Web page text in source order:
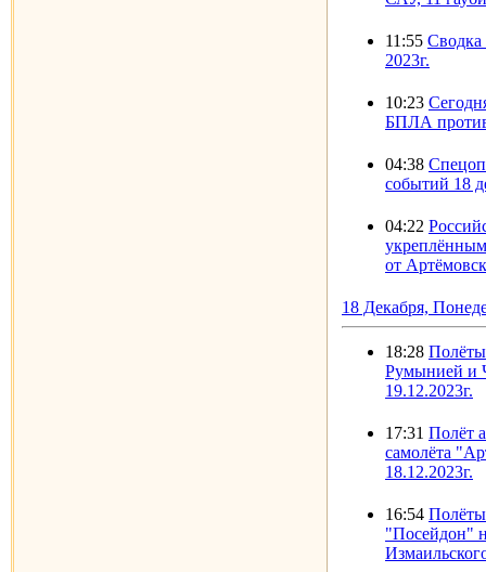
11:55 Сводка
2023г.
10:23
БПЛА
04:38
событий 18
04:22
от
18 Декабря,
18:28
Румынией и
19.12.2023г.
17:31 Полёт
самолёта
18.12.2023г.
16:54
"Посейдон"